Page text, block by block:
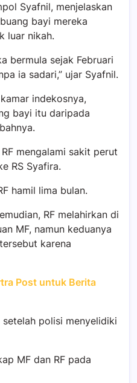
Syafnil, menjelaskan
bayi mereka
luar nikah.
bermula sejak Februari
ia sadari,” ujar Syafnil.
indekosnya,
bayi itu daripada
mengalami sakit perut
RS Syafira.
hamil lima bulan.
RF melahirkan di
MF, namun keduanya
karena
Post untuk Berita
polisi menyelidiki
MF dan RF pada